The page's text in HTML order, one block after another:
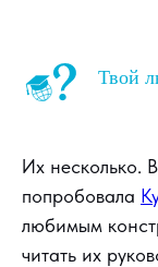
Твой
Их несколько.
попробовала
любимым
читать их